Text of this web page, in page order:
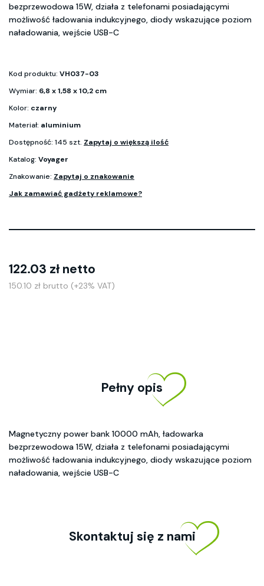
bezprzewodowa 15W, działa z telefonami posiadającymi
możliwość ładowania indukcyjnego, diody wskazujące poziom
naładowania, wejście USB-C
Kod produktu: VH037-03
Wymiar: 6,8 x 1,58 x 10,2 cm
Kolor: czarny
Materiał: aluminium
Dostępność: 145 szt. Zapytaj o większą ilość
Katalog: Voyager
Znakowanie: Zapytaj o znakowanie
Jak zamawiać gadżety reklamowe?
122.03 zł netto
150.10 zł brutto (+23% VAT)
Pełny opis
Magnetyczny power bank 10000 mAh, ładowarka
bezprzewodowa 15W, działa z telefonami posiadającymi
możliwość ładowania indukcyjnego, diody wskazujące poziom
naładowania, wejście USB-C
Skontaktuj się z nami